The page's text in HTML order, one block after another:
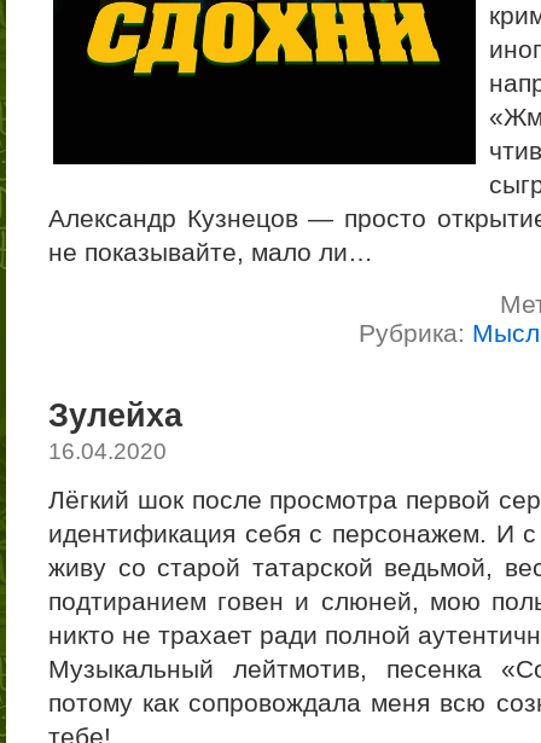
Александр Кузнецов — просто
не показывайте, мало ли…
Рубрика:
Зулейха
16.04.2020
Лёгкий шок после просмотра первой
идентификация себя с персонажем. И
живу со старой татарской ведьмой,
подтиранием говен и слюней, мою
никто не трахает ради полной
Музыкальный лейтмотив, песенка
потому как сопровождала меня всю
тебе!